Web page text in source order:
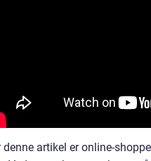
artikel er online-